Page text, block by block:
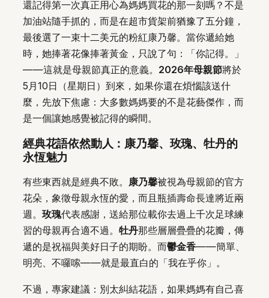
還記得第一次真正用心為媽媽買花的那一刻嗎？不是
加油站隨手抓的，而是在超市貨架前猶豫了五分鐘，
最後選了一束十二美元的粉紅康乃馨。當你遞給她
時，她捧著花像捧著黃金，只說了句：「你記得。」
——這就是母親節真正的意義。 2026年母親節將於
5月10日（星期日）到來，如果你還在煩惱該送什
麼，先放下焦慮：大多數媽媽要的不是花藝傑作，而
是一個讓她感覺被記得的瞬間。
經典花語依然動人：康乃馨、玫瑰、牡丹的
永恆魅力
有些東西就是經典不敗。 康乃馨被視為母親節的官方
花朵，象徵母親永恆的愛，而且瓶插壽命長達將近兩
週。 玫瑰代表感謝，送給那位載你去過上千次足球練
習的母親再合適不過。 牡丹那些層層疊疊的花瓣，傳
遞的是祝福與美好日子的期盼。而鬱金香——簡單、
明亮、不囉嗦——就是最直白的「我在乎你」。
不過，專家建議：別太糾結花語，如果媽媽有自己喜